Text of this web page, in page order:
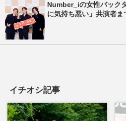
Number_iの女性バック
に気持ち悪い」共演者ま
イチオシ記事